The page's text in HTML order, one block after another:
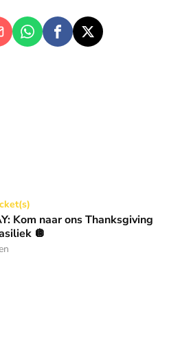
Thanksgiving gala in de
Kom naar ons Thanksgiving
🪩